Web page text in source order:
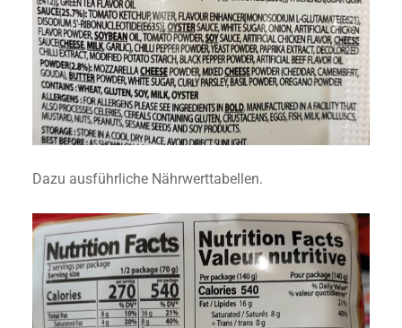
Dazu ausführliche Nährwerttabellen.